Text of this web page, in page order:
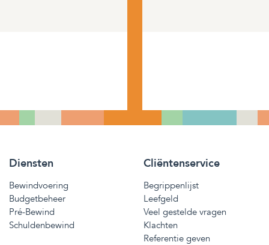
Diensten
Bewindvoering
Budgetbeheer
Pré-Bewind
Schuldenbewind
Cliëntenservice
Begrippenlijst
Leefgeld
Veel gestelde vragen
Klachten
Referentie geven